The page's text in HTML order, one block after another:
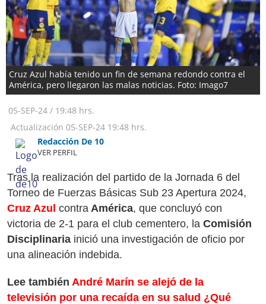
Cruz Azul había tenido un fin de semana redondo contra el
América, pero llegaron las malas noticias. Foto: Imago7
05-SEP-24 / 19:48 hrs.
Actualización 05-SEP-24 19:48 hrs.
Redacción De 10
VER PERFIL
Tras la realización del partido de la Jornada 6 del
Torneo de Fuerzas Básicas Sub 23 Apertura 2024,
Cruz Azul contra América, que concluyó con
victoria de 2-1 para el club cementero, la Comisión
Disciplinaria inició una investigación de oficio por
una alineación indebida.
Lee también André Marín se alejó de la
televisión por una recaída en su salud ¿Qué